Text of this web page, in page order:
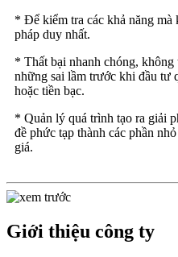
* Để kiểm tra các khả năng mà
pháp duy nhất.
* Thất bại nhanh chóng,
những sai lầm trước khi đầu tư
hoặc tiền bạc.
* Quản lý quá trình tạo ra giải
đề phức tạp thành các phần
giá.
Giới thiệu công ty